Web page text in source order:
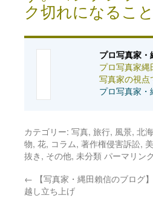
ク切れになるこ
プロ写真家・
プロ写真家縄
写真家の視点
プロ写真家・
カテゴリー: 写真, 旅行, 風景, 北
物, 花, コラム, 著作権侵害訴訟,
抜き, その他, 未分類 パーマリンク
← 【写真家・縄田賴信のブログ
越し立ち上げ